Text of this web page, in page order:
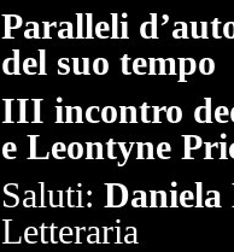
Paralleli
del suo tempo
III incontro
e Leontyne
Saluti:
Letteraria